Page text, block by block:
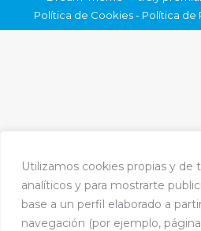
Utilizamos cookies propias y de
analíticos y para mostrarte
base a un perfil elaborado a
navegación (por ejemplo,
Política de Cookies- Política de